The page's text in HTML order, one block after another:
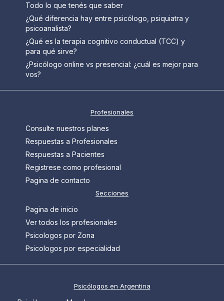
Todo lo que tenés que saber
¿Qué diferencia hay entre psicólogo, psiquiatra y
psicoanalista?
¿Qué es la terapia cognitivo conductual (TCC) y
para qué sirve?
¿Psicólogo online vs presencial: ¿cuál es mejor para
vos?
Profesionales
Consulte nuestros planes
Respuestas a Profesionales
Respuestas a Pacientes
Registrese como profesional
Pagina de contacto
Secciones
Pagina de inicio
Ver todos los profesionales
Psicologos por Zona
Psicologos por especialidad
Psicólogos en Argentina